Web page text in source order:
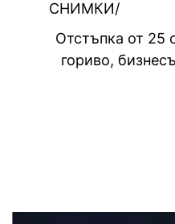
post:
СНИМКИ/
Отстъпка от 25
гориво,